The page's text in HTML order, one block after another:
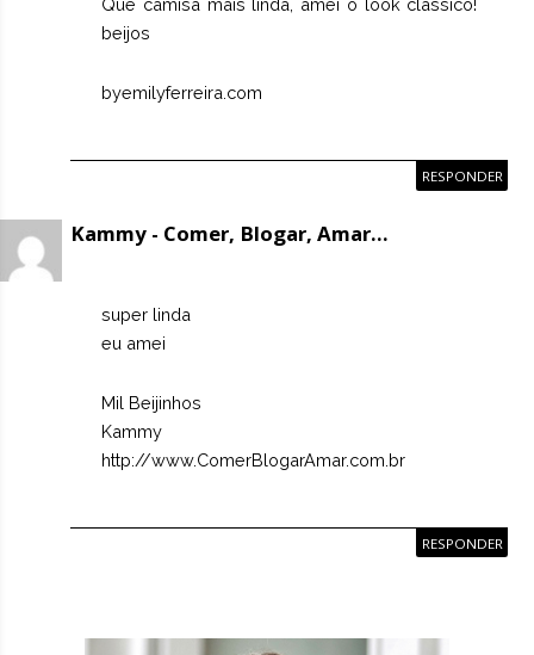
Que camisa mais linda, amei o look clássico!
beijos
byemilyferreira.com
RESPONDER
Kammy - Comer, Blogar, Amar...
super linda
eu amei
Mil Beijinhos
Kammy
http://www.ComerBlogarAmar.com.br
RESPONDER